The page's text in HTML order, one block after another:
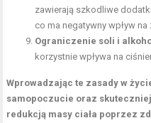
zawierają szkodliwe
co ma negatywny wpływ na
Ograniczenie soli i
korzystnie wpływa na
Wprowadzając te zasady w
samopoczucie oraz
redukcją masy ciała poprzez